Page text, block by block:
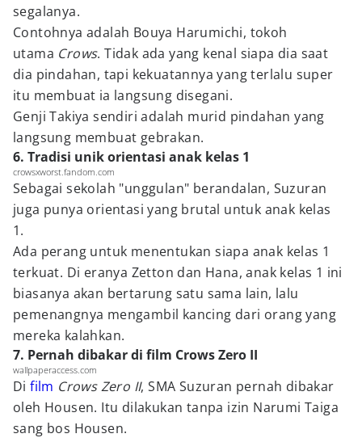
segalanya.
Contohnya adalah Bouya Harumichi, tokoh
utama Crows. Tidak ada yang kenal siapa dia saat
dia pindahan, tapi kekuatannya yang terlalu super
itu membuat ia langsung disegani.
Genji Takiya sendiri adalah murid pindahan yang
langsung membuat gebrakan.
6. Tradisi unik orientasi anak kelas 1
crowsxworst.fandom.com
Sebagai sekolah "unggulan" berandalan, Suzuran
juga punya orientasi yang brutal untuk anak kelas
1.
Ada perang untuk menentukan siapa anak kelas 1
terkuat. Di eranya Zetton dan Hana, anak kelas 1 ini
biasanya akan bertarung satu sama lain, lalu
pemenangnya mengambil kancing dari orang yang
mereka kalahkan.
7. Pernah dibakar di film Crows Zero II
wallpaperaccess.com
Difilm Crows Zero II, SMA Suzuran pernah dibakar
oleh Housen. Itu dilakukan tanpa izin Narumi Taiga
sang bos Housen.